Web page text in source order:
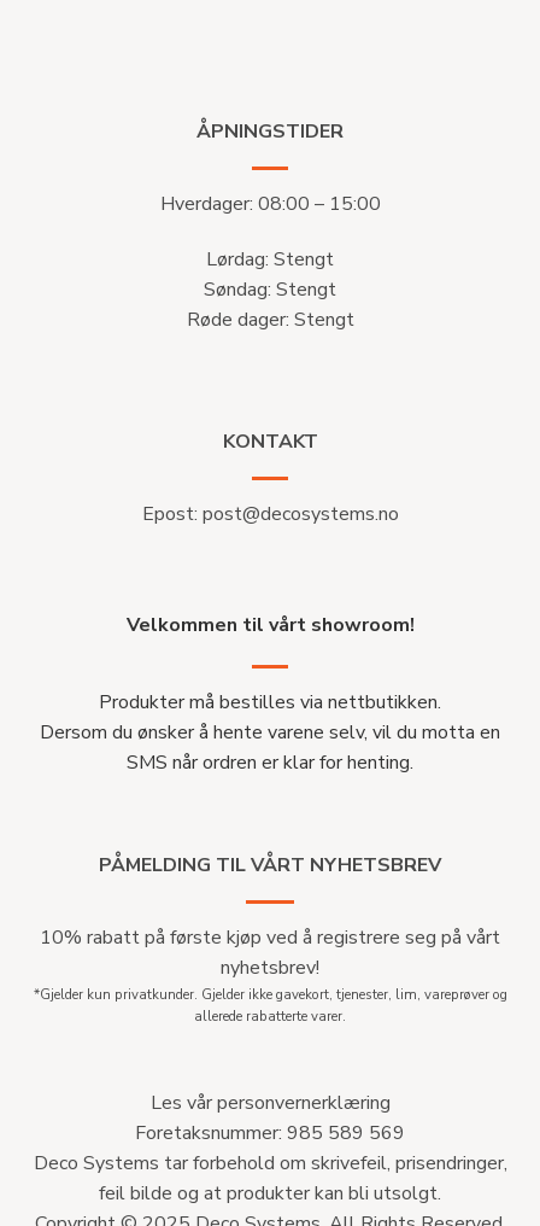
ÅPNINGSTIDER
Hverdager: 08:00 – 15:00
Lørdag: Stengt
Søndag: Stengt
Røde dager: Stengt
KONTAKT
Epost: post@decosystems.no
Velkommen til vårt showroom!
Produkter må bestilles via nettbutikken.
Dersom du ønsker å hente varene selv, vil du motta en
SMS når ordren er klar for henting.
PÅMELDING TIL VÅRT NYHETSBREV
10% rabatt på første kjøp ved å registrere seg på vårt
nyhetsbrev!
*Gjelder kun privatkunder. Gjelder ikke gavekort, tjenester, lim, vareprøver og
allerede rabatterte varer.
Les vår personvernerklæring
Foretaksnummer: 985 589 569
Deco Systems tar forbehold om skrivefeil, prisendringer,
feil bilde og at produkter kan bli utsolgt.